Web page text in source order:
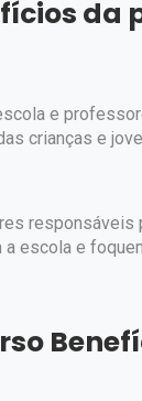
da
e
crianças e
responsáveis
escola e